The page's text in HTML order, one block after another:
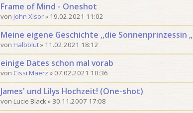
Frame of Mind - Oneshot
von John Xisor» 19.02.2021 11:02
Meine eigene Geschichte ,,die Sonnenprinzessin „
von Halbblut» 11.02.2021 18:12
einige Dates schon mal vorab
von Cissi Maerz » 07.02.2021 10:36
James' und Lilys Hochzeit! (One-shot)
von Lucie Black» 30.11.2007 17:08